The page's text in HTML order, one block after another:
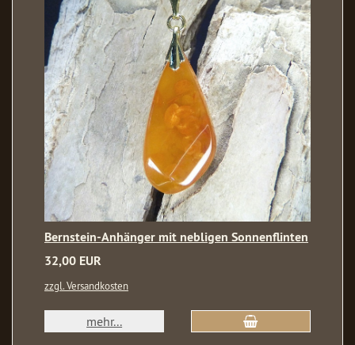
Bernstein-Anhänger mit nebligen Sonnenflinten
32,00 EUR
zzgl. Versandkosten
mehr...